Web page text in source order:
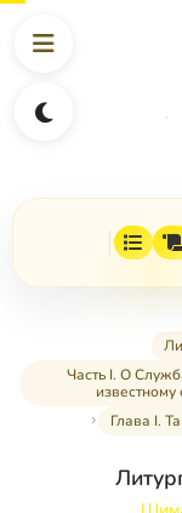
Часть I. О
Глава I.